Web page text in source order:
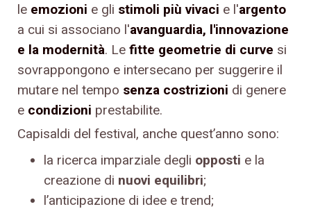
le emozioni e gli stimoli più vivaci e l'argento
a cui si associano l'avanguardia, l'innovazione
e la modernità. Le fitte geometrie di curve si
sovrappongono e intersecano per suggerire il
mutare nel tempo senza costrizioni di genere
e condizioni prestabilite.
Capisaldi del festival, anche quest’anno sono:
la ricerca imparziale degli opposti e la
creazione di nuovi equilibri;
l’anticipazione di idee e trend;